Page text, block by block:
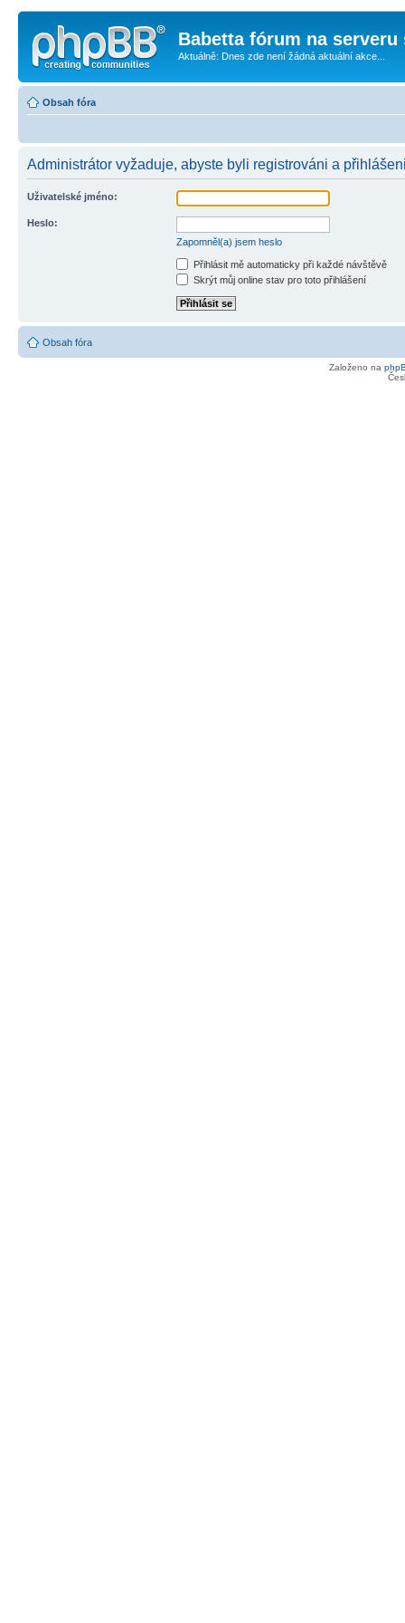
Babetta fórum na serveru
Aktuálně: Dnes zde není žádná aktuální akce...
Obsah fóra
Administrátor vyžaduje, abyste byli registrováni a
Uživatelské jméno:
Heslo:
Zapomněl(a) jsem heslo
Přihlásit mě automaticky při každé návštěvě
Skrýt můj online stav pro toto přihlášení
Obsah fóra
Založeno na